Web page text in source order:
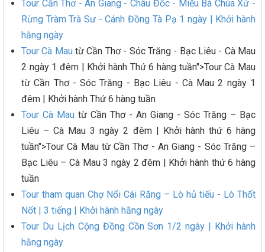
Tour Cần Thơ - An Giang - Châu Đốc - Miếu Bà Chúa Xứ -
Rừng Tràm Trà Sư - Cánh Đồng Tà Pạ 1 ngày | Khởi hành
hằng ngày
Tour Cà Mautừ Cần Thơ - Sóc Trăng - Bạc Liêu - Cà Mau
2 ngày 1 đêm | Khởi hành Thứ 6 hàng tuần">Tour Cà Mau
từ Cần Thơ - Sóc Trăng - Bạc Liêu - Cà Mau 2 ngày 1
đêm | Khởi hành Thứ 6 hàng tuần
Tour Cà Mau từ Cần Thơ - An Giang - Sóc Trăng – Bạc
Liêu – Cà Mau 3 ngày 2 đêm | Khởi hành thứ 6 hàng
tuần">Tour Cà Mau từ Cần Thơ - An Giang - Sóc Trăng –
Bạc Liêu – Cà Mau 3 ngày 2 đêm | Khởi hành thứ 6 hàng
tuần
Tour tham quan Chợ Nổi Cái Răng – Lò hủ tiếu - Lò Thốt
Nốt | 3 tiếng | Khởi hành hằng ngày
Tour Du Lịch Cộng Đồng Cồn Sơn 1/2 ngày | Khởi hành
hằng ngày